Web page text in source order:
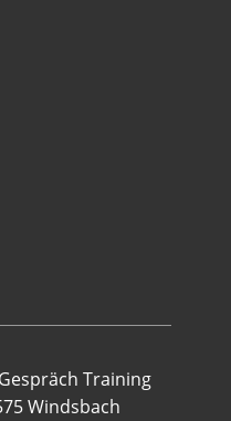
Training
Windsbach